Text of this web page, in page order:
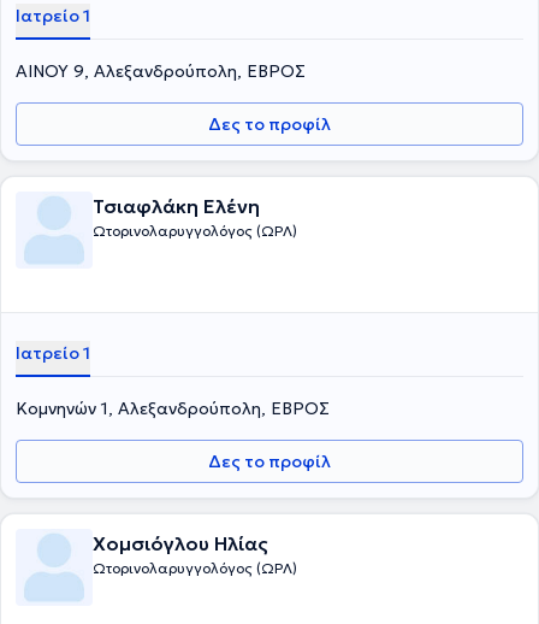
Ιατρείο 1
ΑΙΝΟΥ 9, Αλεξανδρούπολη, ΕΒΡΟΣ
Δες το προφίλ
Τσιαφλάκη Ελένη
Ωτορινολαρυγγολόγος (ΩΡΛ)
Ιατρείο 1
Κομνηνών 1, Αλεξανδρούπολη, ΕΒΡΟΣ
Δες το προφίλ
Χομσιόγλου Ηλίας
Ωτορινολαρυγγολόγος (ΩΡΛ)